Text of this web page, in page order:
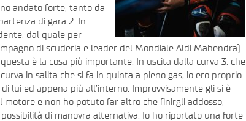
andato forte, tanto da
di gara 2. In
dal quale per
di scuderia e leader del Mondiale Aldi Mahendra)
è la cosa più importante. In uscita dalla curva 3, che
in salita che si fa in quinta a pieno gas, io ero proprio
lui ed appena più all’interno. Improvvisamente gli si è
motore e non ho potuto far altro che finirgli addosso,
possibilità di manovra alternativa. Io ho riportato una forte